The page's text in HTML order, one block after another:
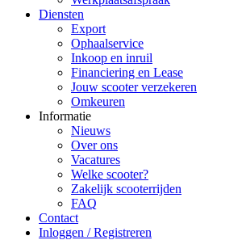
Diensten
Export
Ophaalservice
Inkoop en inruil
Financiering en Lease
Jouw scooter verzekeren
Omkeuren
Informatie
Nieuws
Over ons
Vacatures
Welke scooter?
Zakelijk scooterrijden
FAQ
Contact
Inloggen / Registreren